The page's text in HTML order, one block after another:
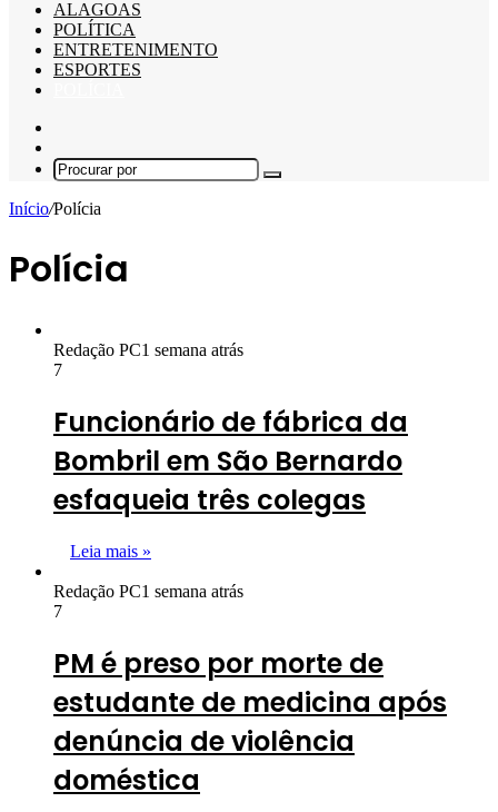
ALAGOAS
POLÍTICA
ENTRETENIMENTO
ESPORTES
skin
Procurar
Início/Polícia
Polícia
Redação PC1 semana atrás
7
Funcionário de fábrica da
Bombril em São Bernardo
esfaqueia três colegas
Leia mais »
Redação PC1 semana atrás
7
PM é preso por morte de
estudante de medicina após
denúncia de violência
doméstica